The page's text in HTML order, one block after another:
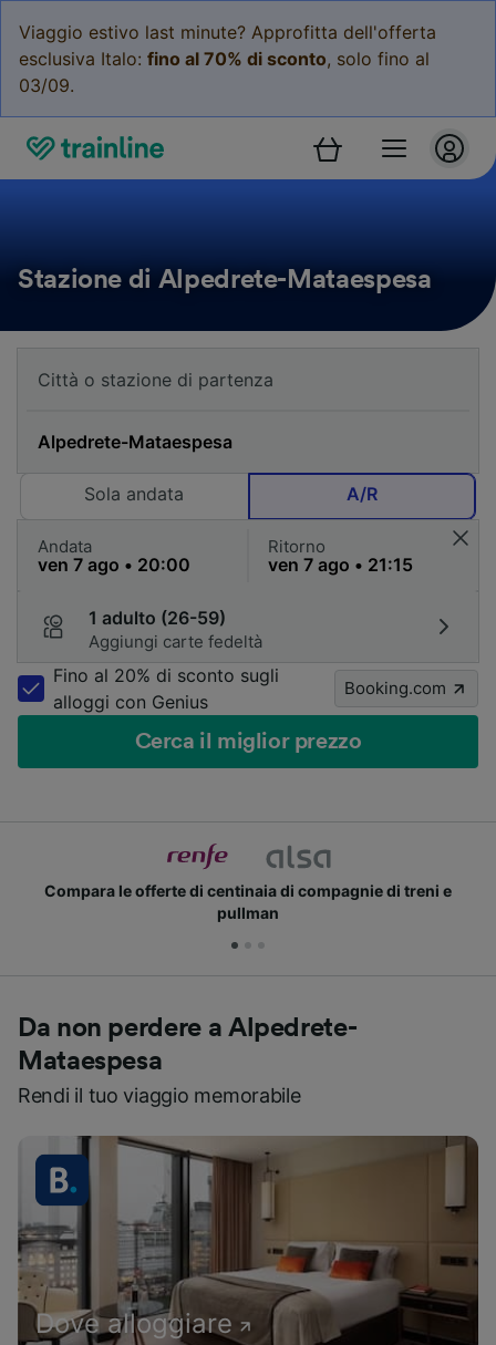
Viaggio estivo last minute? Approfitta dell'offerta
esclusiva Italo: fino al 70% di sconto, solo fino al
03/09.
Stazione di Alpedrete-Mataespesa
Sola andata A/R
Andata Ritorno
1 adulto (26-59)
Aggiungi carte fedeltà
Fino al 20% di sconto sugli
alloggi con Genius
Booking.com
Cerca il miglior prezzo
Compara le offerte di centinaia di compagnie di treni e
pullman
Da non perdere a Alpedrete-
Mataespesa
Rendi il tuo viaggio memorabile
Dove alloggiare